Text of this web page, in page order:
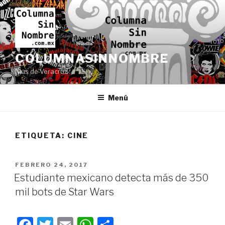
Ir
al
contenido
COLUMNASINNOMBRE
Nius de Veracruz
Menú
ETIQUETA: CINE
PUBLICADO
EN
FEBRERO 24, 2017
Estudiante mexicano detecta más de 350
mil bots de Star Wars